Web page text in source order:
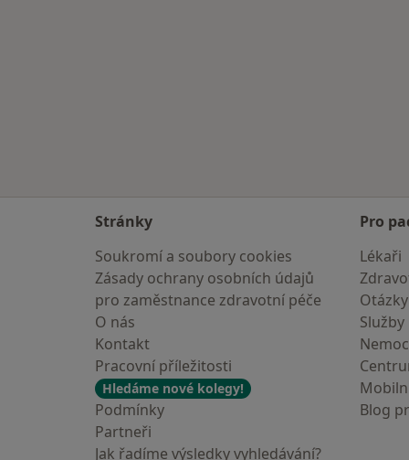
Stránky
Soukromí a soubory cookies
Zásady ochrany osobních údajů
pro zaměstnance zdravotní péče
O nás
Kontakt
Pracovní příležitosti
Hledáme nové kolegy!
Podmínky
Partneři
Jak řadíme výsledky vyhledávání?
Pro
Lékaři
Služby
Blog